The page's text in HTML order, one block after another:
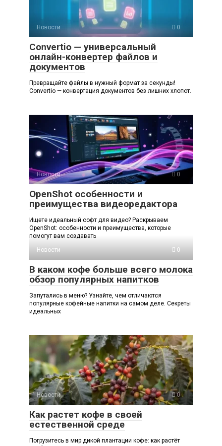
Новости 0
Convertio — универсальный
онлайн-конвертер файлов и
документов
Превращайте файлы в нужный формат за секунды!
Convertio — конвертация документов без лишних хлопот.
Новости 0
OpenShot особенности и
преимущества видеоредактора
Ищете идеальный софт для видео? Раскрываем
OpenShot: особенности и преимущества, которые
помогут вам создавать
Новости
0
В каком кофе больше всего молока
обзор популярных напитков
Запутались в меню? Узнайте, чем отличаются
популярные кофейные напитки на самом деле. Секреты
идеальных
Новости 0
Как растет кофе в своей
естественной среде
Погрузитесь в мир дикой плантации кофе: как растёт